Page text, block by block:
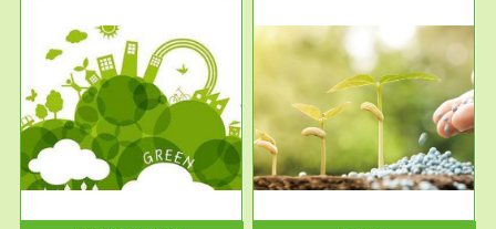
服务范围
土壤修复